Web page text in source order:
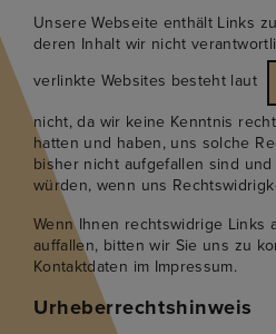
Unsere Webseite enthält Links
deren Inhalt wir nicht
verlinkte Websites besteht laut
nicht, da wir keine Kenntnis
hatten und haben, uns solche
bisher nicht aufgefallen sind
würden, wenn uns
Wenn Ihnen rechtswidrige Links
auffallen, bitten wir Sie uns zu
Kontaktdaten im Impressum.
Urheberrechtshinweis